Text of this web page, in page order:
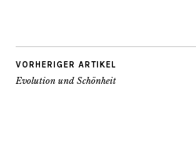
VORHERIGER ARTIKEL
Evolution und Schönheit